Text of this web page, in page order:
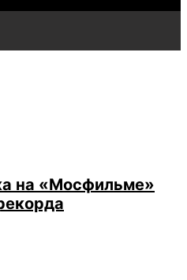
на «Мосфильме»